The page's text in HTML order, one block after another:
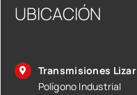
UBICACIÓN
Transmisiones
Polígono Industrial